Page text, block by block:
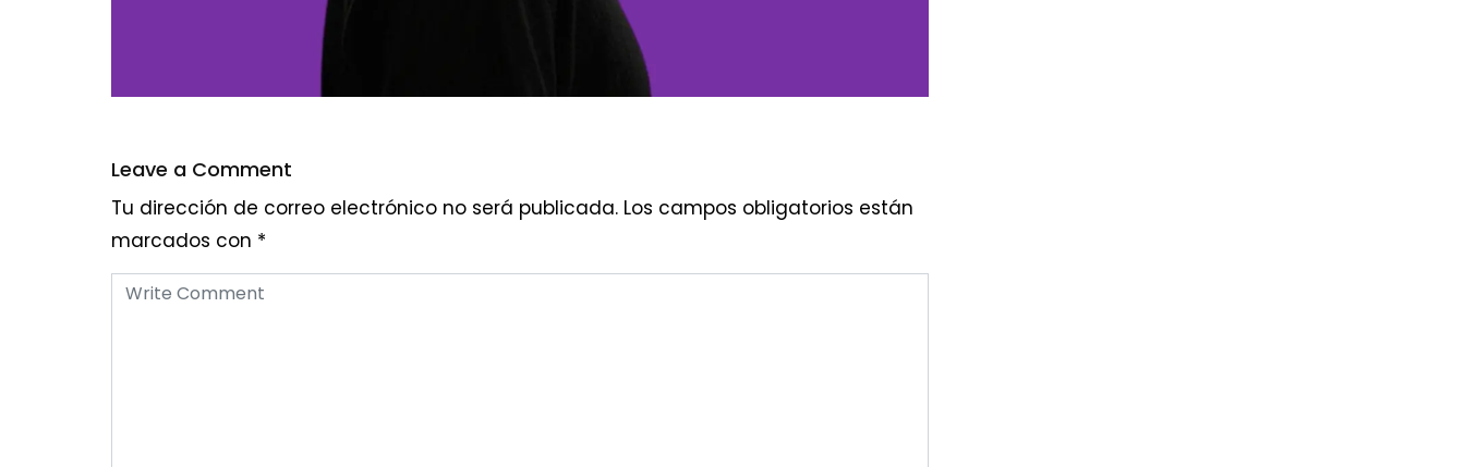
Leave a Comment
Tu dirección de correo electrónico no será publicada. Los campos obligatorios están
marcados con *